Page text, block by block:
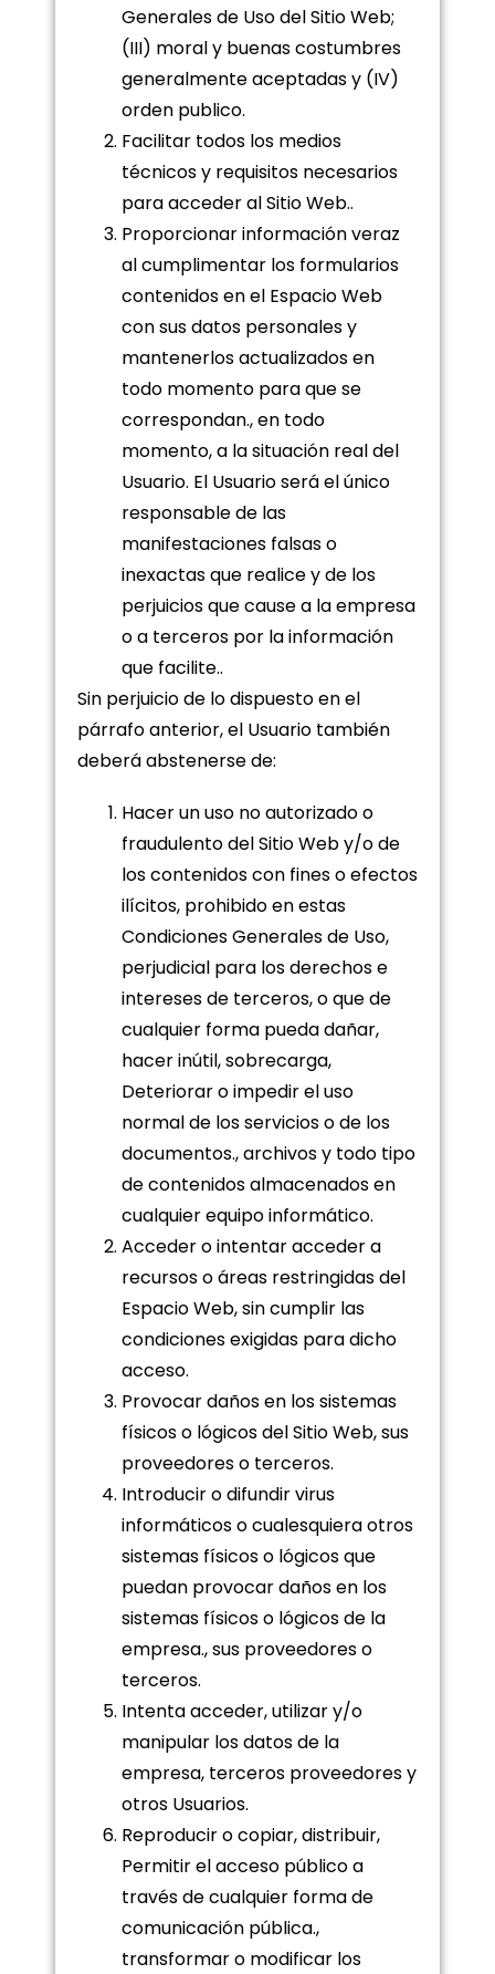
Generales de Uso del Sitio Web;
(III) moral y buenas costumbres
generalmente aceptadas y (IV)
orden publico.
Facilitar todos los medios
técnicos y requisitos necesarios
para acceder al Sitio Web..
Proporcionar información veraz
al cumplimentar los formularios
contenidos en el Espacio Web
con sus datos personales y
mantenerlos actualizados en
todo momento para que se
correspondan., en todo
momento, a la situación real del
Usuario. El Usuario será el único
responsable de las
manifestaciones falsas o
inexactas que realice y de los
perjuicios que cause a la empresa
o a terceros por la información
que facilite..
Sin perjuicio de lo dispuesto en el
párrafo anterior, el Usuario también
deberá abstenerse de:
Hacer un uso no autorizado o
fraudulento del Sitio Web y/o de
los contenidos con fines o efectos
ilícitos, prohibido en estas
Condiciones Generales de Uso,
perjudicial para los derechos e
intereses de terceros, o que de
cualquier forma pueda dañar,
hacer inútil, sobrecarga,
Deteriorar o impedir el uso
normal de los servicios o de los
documentos., archivos y todo tipo
de contenidos almacenados en
cualquier equipo informático.
Acceder o intentar acceder a
recursos o áreas restringidas del
Espacio Web, sin cumplir las
condiciones exigidas para dicho
acceso.
Provocar daños en los sistemas
físicos o lógicos del Sitio Web, sus
proveedores o terceros.
Introducir o difundir virus
informáticos o cualesquiera otros
sistemas físicos o lógicos que
puedan provocar daños en los
sistemas físicos o lógicos de la
empresa., sus proveedores o
terceros.
Intenta acceder, utilizar y/o
manipular los datos de la
empresa, terceros proveedores y
otros Usuarios.
Reproducir o copiar, distribuir,
Permitir el acceso público a
través de cualquier forma de
comunicación pública.,
transformar o modificar los